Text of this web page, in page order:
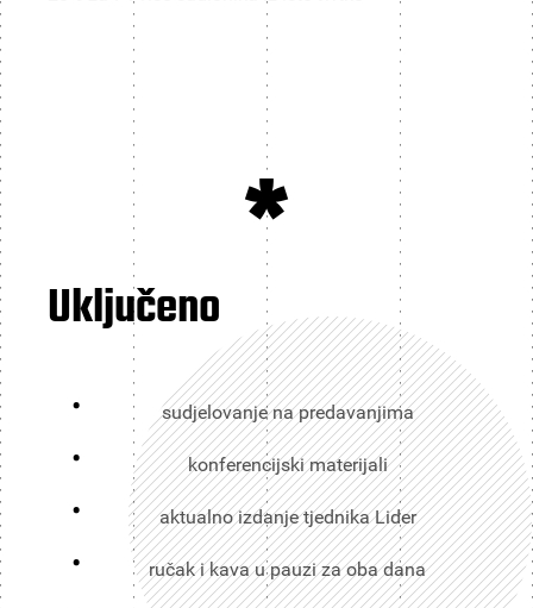
*
Uključeno
sudjelovanje na predavanjima
konferencijski materijali
aktualno izdanje tjednika Lider
ručak i kava u pauzi za oba dana